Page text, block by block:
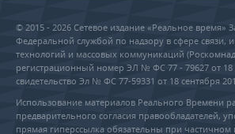
© 2015 - 2026 Сетевое издание «Реальное время»
Федеральной службой по надзору в сфере
технологий и массовых коммуникаций
регистрационный номер ЭЛ № ФС 77 - 79627 от 18
свидетельство Эл № ФС 77-59331 от 18 сентября
Использование материалов Реального Времени
предварительного согласия правообладателей,
прямая гиперссылка обязательны при